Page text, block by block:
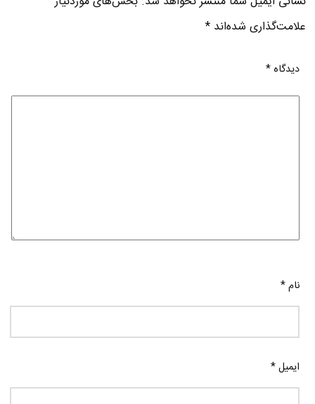
علامت‌گذاری شده‌اند*
دیدگاه*
نام*
ایمیل*